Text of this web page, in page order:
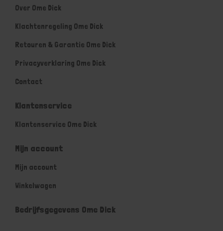
Over Ome Dick
Klachtenregeling Ome Dick
Retouren & Garantie Ome Dick
Privacyverklaring Ome Dick
Contact
Klantenservice
Klantenservice Ome Dick
Mijn account
Mijn account
Winkelwagen
Bedrijfsgegevens Ome Dick